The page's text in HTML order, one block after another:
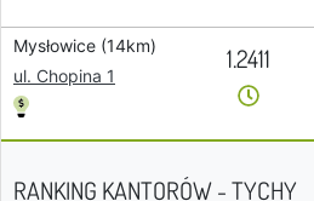
Mysłowice (14km)
ul. Chopina 1
1.2411
RANKING KANTORÓW - TYCHY